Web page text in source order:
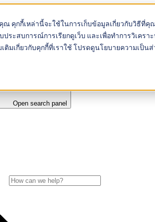
ณ คุกกี้เหล่านี้จะใช้ในการเก็บข้อมูลเกี่ยวกับวิธีที่
ระสบการณ์การเรียกดูเว็บ และเพื่อทำการวิเคร
มเกี่ยวกับคุกกี้ที่เราใช้ โปรดดูนโยบายความเป็นส่
Open search panel